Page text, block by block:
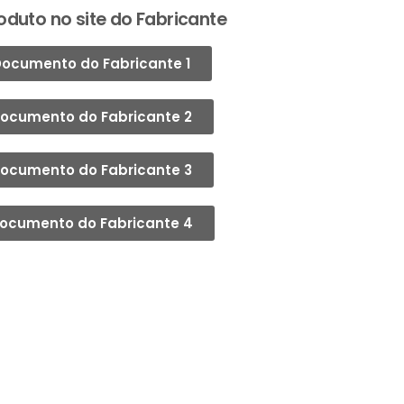
no site do Fabricante
do Fabricante 1
do Fabricante 2
do Fabricante 3
do Fabricante 4